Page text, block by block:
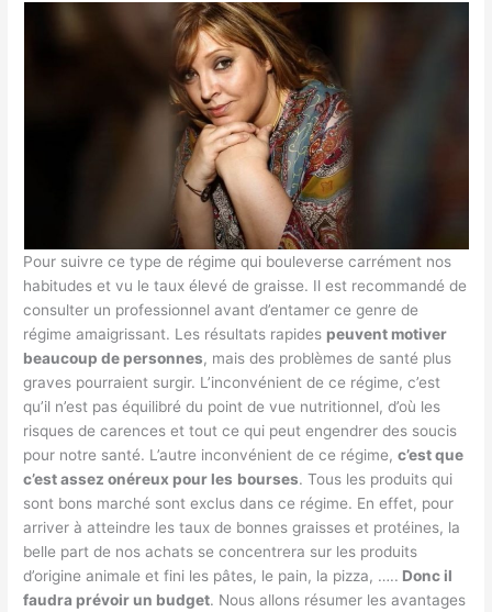
Pour suivre ce type de régime qui bouleverse carrément nos
habitudes et vu le taux élevé de graisse. Il est recommandé de
consulter un professionnel avant d’entamer ce genre de
régime amaigrissant. Les résultats rapides peuvent motiver
beaucoup de personnes, mais des problèmes de santé plus
graves pourraient surgir. L’inconvénient de ce régime, c’est
qu’il n’est pas équilibré du point de vue nutritionnel, d’où les
risques de carences et tout ce qui peut engendrer des soucis
pour notre santé. L’autre inconvénient de ce régime,c’est que
c’est assez onéreux pour les bourses. Tous les produits qui
sont bons marché sont exclus dans ce régime. En effet, pour
arriver à atteindre les taux de bonnes graisses et protéines, la
belle part de nos achats se concentrera sur les produits
d’origine animale et fini les pâtes, le pain, la pizza, ….. Donc il
faudra prévoir un budget. Nous allons résumer les avantages